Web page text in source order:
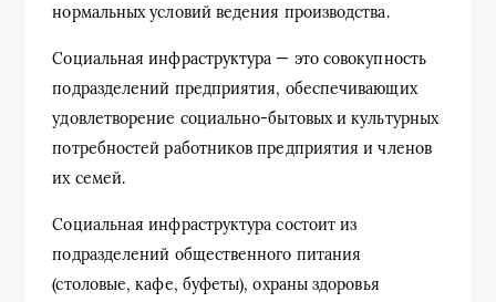
нормальных условий ведения производства.
Социальная инфраструктура — это совокупность
подразделений предприятия, обеспечивающих
удовлетворение социально-бытовых и культурных
потребностей работников предприятия и членов
их семей.
Социальная инфраструктура состоит из
подразделений общественного питания
(столовые, кафе, буфеты), охраны здоровья